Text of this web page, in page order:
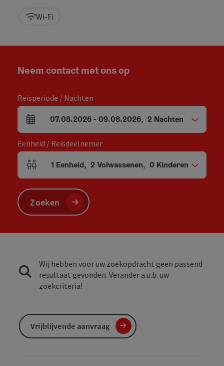
Wi-Fi
Neem contact met ons op
Reisperiode / Nachten
Velden voor aankomst en vertrek
07.08.2026- 09.08.2026, 2 Nachten
Eenheid / Reisdeelnemer
Aantal eenheden en persoonsvelden
1 Eenheid, 2 Volwassenen, 0 Kinderen
Zoeken
Wij hebben voor uw zoekopdracht geen passend
resultaat gevonden. Verander a.u.b. uw
zoekcriteria!
Vrijblijvende aanvraag